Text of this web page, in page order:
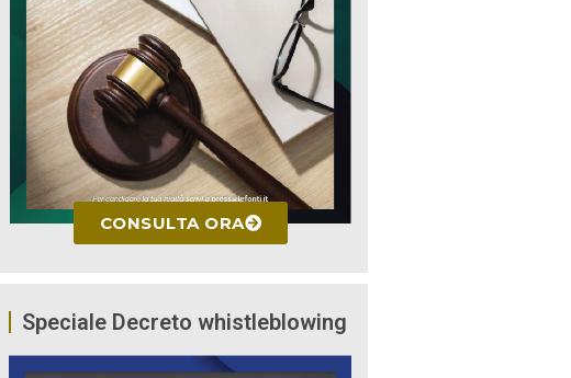
CONSULTA ORA
Speciale Decreto whistleblowing